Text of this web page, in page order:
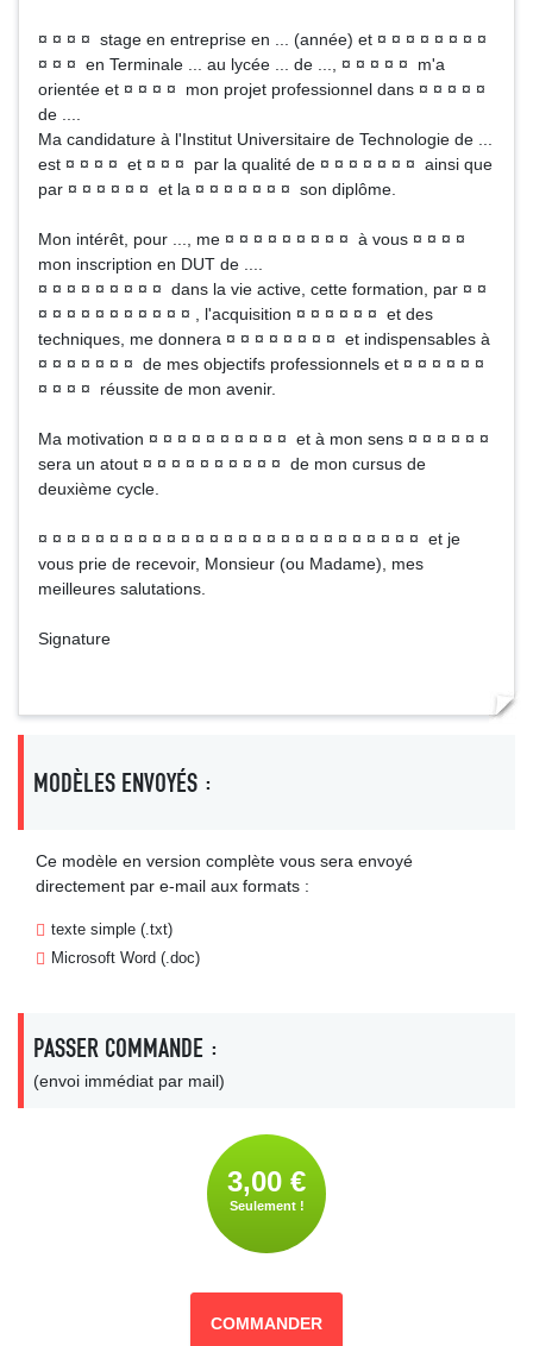
¤ ¤ ¤ ¤ stage en entreprise en ... (année) et ¤ ¤ ¤ ¤ ¤ ¤ ¤ ¤
¤ ¤ ¤ en Terminale ... au lycée ... de ..., ¤ ¤ ¤ ¤ ¤ m'a
orientée et ¤ ¤ ¤ ¤ mon projet professionnel dans ¤ ¤ ¤ ¤ ¤
de ....
Ma candidature à l'Institut Universitaire de Technologie de ...
est ¤ ¤ ¤ ¤ et ¤ ¤ ¤ par la qualité de ¤ ¤ ¤ ¤ ¤ ¤ ¤ ainsi que
par ¤ ¤ ¤ ¤ ¤ ¤ et la ¤ ¤ ¤ ¤ ¤ ¤ ¤ son diplôme.
Mon intérêt, pour ..., me ¤ ¤ ¤ ¤ ¤ ¤ ¤ ¤ ¤ à vous ¤ ¤ ¤ ¤
mon inscription en DUT de ....
¤ ¤ ¤ ¤ ¤ ¤ ¤ ¤ ¤ dans la vie active, cette formation, par ¤ ¤
¤ ¤ ¤ ¤ ¤ ¤ ¤ ¤ ¤ ¤ ¤ , l'acquisition ¤ ¤ ¤ ¤ ¤ ¤ et des
techniques, me donnera ¤ ¤ ¤ ¤ ¤ ¤ ¤ ¤ et indispensables à
¤ ¤ ¤ ¤ ¤ ¤ ¤ de mes objectifs professionnels et ¤ ¤ ¤ ¤ ¤ ¤
¤ ¤ ¤ ¤ réussite de mon avenir.
Ma motivation ¤ ¤ ¤ ¤ ¤ ¤ ¤ ¤ ¤ ¤ et à mon sens ¤ ¤ ¤ ¤ ¤ ¤
sera un atout ¤ ¤ ¤ ¤ ¤ ¤ ¤ ¤ ¤ ¤ de mon cursus de
deuxième cycle.
¤ ¤ ¤ ¤ ¤ ¤ ¤ ¤ ¤ ¤ ¤ ¤ ¤ ¤ ¤ ¤ ¤ ¤ ¤ ¤ ¤ ¤ ¤ ¤ ¤ ¤ ¤ et je
vous prie de recevoir, Monsieur (ou Madame), mes
meilleures salutations.
Signature
MODÈLES ENVOYÉS :
Ce modèle en version complète vous sera envoyé
directement par e-mail aux formats :
texte simple (.txt)
Microsoft Word (.doc)
PASSER COMMANDE :
(envoi immédiat par mail)
3,00 €
Seulement !
COMMANDER